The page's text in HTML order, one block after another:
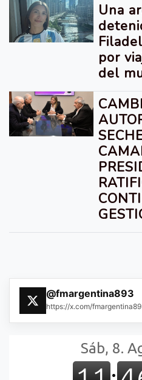
Una
por
del
@fmargentina893
https://x.com/